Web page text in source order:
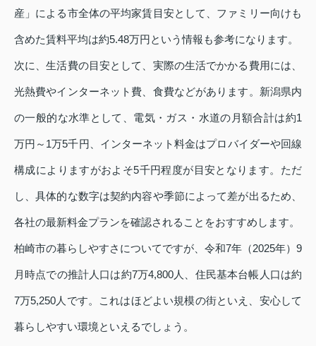
産」による市全体の平均家賃目安として、ファミリー向けも
含めた賃料平均は約5.48万円という情報も参考になります。
次に、生活費の目安として、実際の生活でかかる費用には、
光熱費やインターネット費、食費などがあります。新潟県内
の一般的な水準として、電気・ガス・水道の月額合計は約1
万円～1万5千円、インターネット料金はプロバイダーや回線
構成によりますがおよそ5千円程度が目安となります。ただ
し、具体的な数字は契約内容や季節によって差が出るため、
各社の最新料金プランを確認されることをおすすめします。
柏崎市の暮らしやすさについてですが、令和7年（2025年）9
月時点での推計人口は約7万4,800人、住民基本台帳人口は約
7万5,250人です。これはほどよい規模の街といえ、安心して
暮らしやすい環境といえるでしょう。